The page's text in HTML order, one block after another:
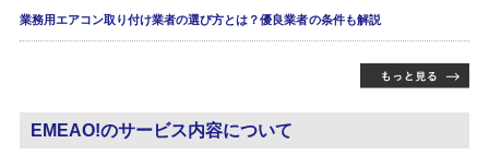
業務用エアコン取り付け業者の選び方とは？優良業者の条件も解説
EMEAO!のサービス内容について